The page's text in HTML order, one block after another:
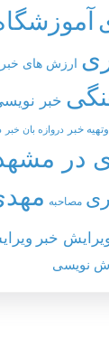
ارزش های
خبر
خبر دروازه بان خبر
در
مصاحبه
خبر
نویسی